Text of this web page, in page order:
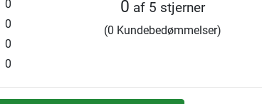
0
0
0
0
0 af 5 stjerner
(0 Kundebedømmelser)